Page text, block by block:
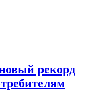
рекорд